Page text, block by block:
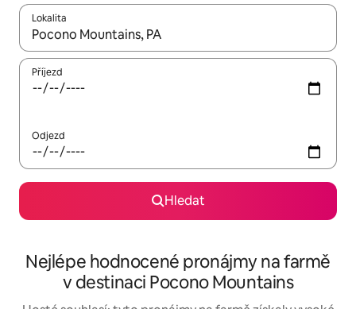
Lokalita
Až budou výsledky k dispozici, můžeš si je procházet pomocí
Příjezd
Odjezd
Hledat
Nejlépe hodnocené pronájmy na farmě
v destinaci Pocono Mountains